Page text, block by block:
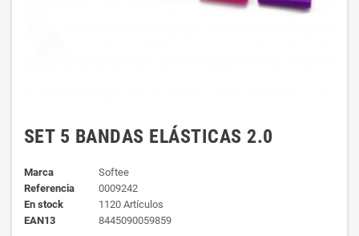
SET 5 BANDAS ELÁSTICAS 2.0
Marca
Softee
Referencia
0009242
En stock
1120 Artículos
EAN13
8445090059859